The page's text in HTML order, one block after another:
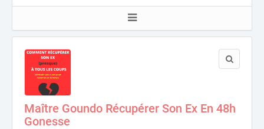
Maître Goundo Récupérer Son Ex En 48h
Gonesse